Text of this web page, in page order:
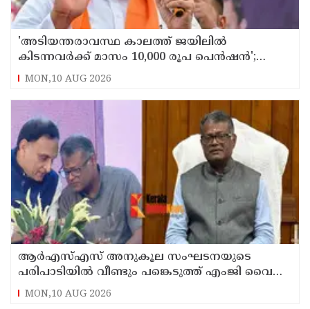
'അടിയന്തരാവസ്ഥ കാലത്ത് ജയിലില്‍
കിടന്നവര്‍ക്ക് മാസം 10,000 രൂപ പെന്‍ഷന്‍';
പ്രഖ്യാപനവുമായി ബംഗാള്‍ സര്‍ക്കാര്‍
MON,10 AUG 2026
ആര്‍എസ്എസ് അനുകൂല സംഘടനയുടെ
പരിപാടിയില്‍ വീണ്ടും പങ്കെടുത്ത് എംജി വൈസ്
ചാന്‍സലര്‍ ഡോ. ഡി മാവൂത്ത്
MON,10 AUG 2026